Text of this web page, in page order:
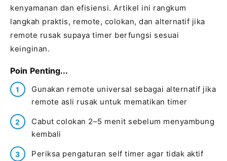
kenyamanan dan efisiensi. Artikel ini rangkum
langkah praktis, remote, colokan, dan alternatif jika
remote rusak supaya timer berfungsi sesuai
keinginan.
Poin Penting...
Gunakan remote universal sebagai alternatif jika
remote asli rusak untuk mematikan timer
Cabut colokan 2–5 menit sebelum menyambung
kembali
Periksa pengaturan self timer agar tidak aktif